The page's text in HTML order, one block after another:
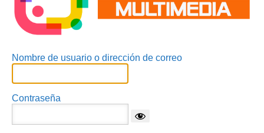
Nombre de usuario o dirección de correo
Contraseña